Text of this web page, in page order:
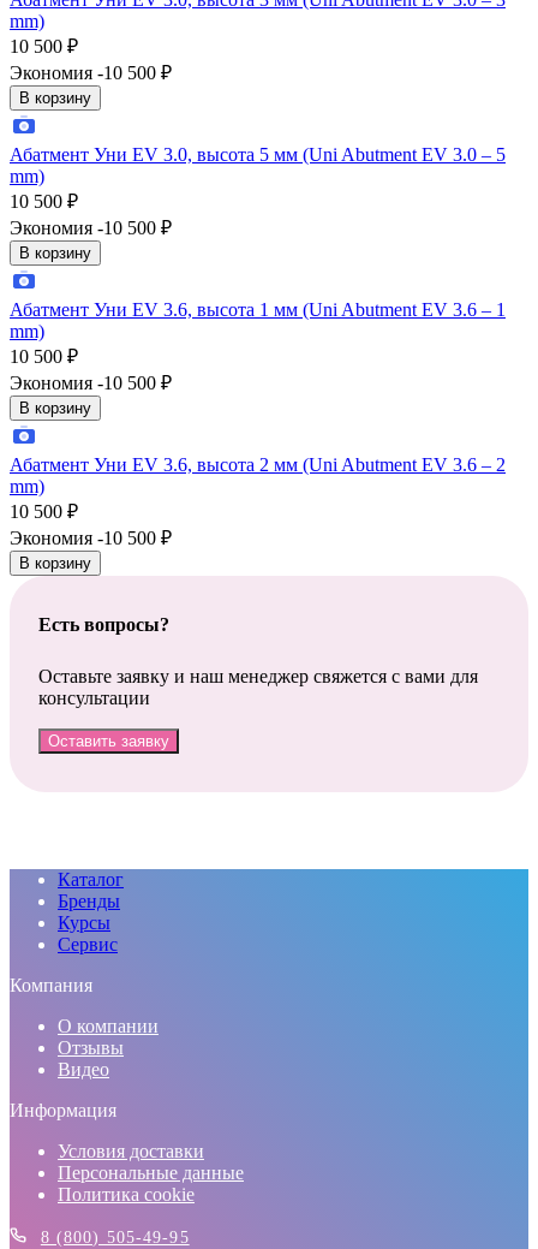
mm)
10 500 ₽
Экономия -10 500 ₽
В корзину
Абатмент Уни EV 3.0, высота 5 мм (Uni Abutment EV 3.0 – 5
mm)
10 500 ₽
Экономия -10 500 ₽
В корзину
Абатмент Уни EV 3.6, высота 1 мм (Uni Abutment EV 3.6 – 1
mm)
10 500 ₽
Экономия -10 500 ₽
В корзину
Абатмент Уни EV 3.6, высота 2 мм (Uni Abutment EV 3.6 – 2
mm)
10 500 ₽
Экономия -10 500 ₽
В корзину
Есть вопросы?
Оставьте заявку и наш менеджер свяжется с вами для
консультации
Оставить заявку
Каталог
Бренды
Курсы
Сервис
Компания
О компании
Отзывы
Видео
Информация
Условия доставки
Персональные данные
Политика cookie
8 (800) 505-49-95